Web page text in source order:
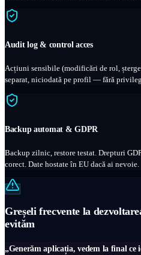
Audit log & control acces
Acțiuni sensibile (modificări de rol,
separat, niciodată pe profil — fără
Backup automat & GDPR
Backup zilnic, restore testat. Drepturi
corect. Date hostate în EU dacă ai nevoie.
Greșeli frecvente la
evităm
„Generăm aplicația, vedem la final ce